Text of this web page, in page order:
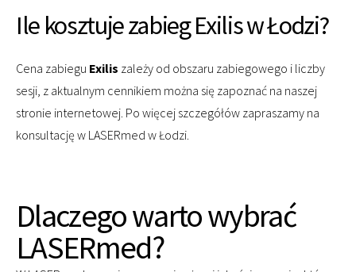
Ile kosztuje zabieg Exilis w Łodzi?
Cena zabiegu Exilis zależy od obszaru zabiegowego i liczby
sesji, z aktualnym cennikiem można się zapoznać na naszej
stronie internetowej. Po więcej szczegółów zapraszamy na
konsultację w LASERmed w Łodzi.
Dlaczego warto wybrać
LASERmed?